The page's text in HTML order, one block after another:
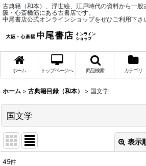
古典籍（和本）、浮世絵、江戸時代の資料から一
阪・心斎橋筋にある古書店です。
中尾書店公式オンラインショップをぜひご利用下さ
ホーム トップページへ 商品検索 カテゴリ
ホーム > 古典籍目録（和本） > 国文学
国文学
表示
45件